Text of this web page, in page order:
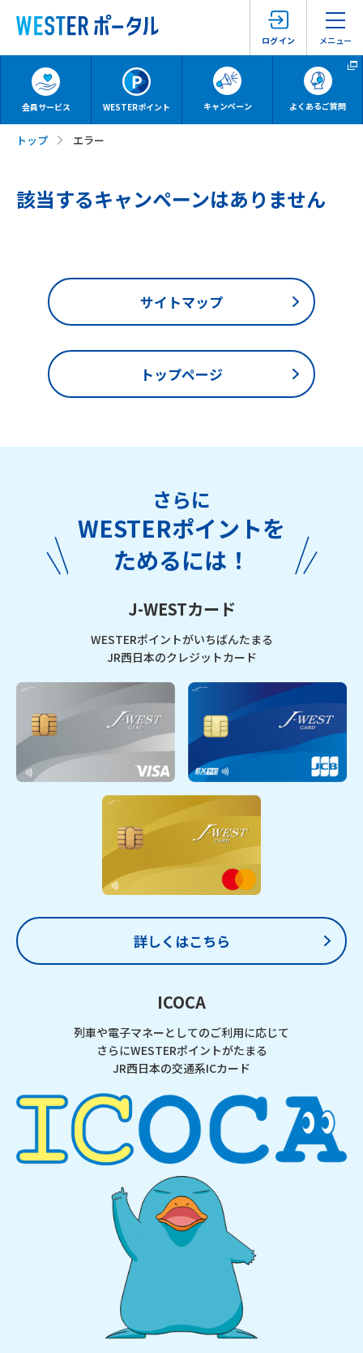
ログイン メニュー
会員サービス WESTERポイント キャンペーン よくあるご質問
トップ エラー
該当するキャンペーンはありません
サイトマップ
トップページ
さらに
WESTERポイントを
ためるには！
J-WESTカード
WESTERポイントがいちばんたまる
JR西日本のクレジットカード
詳しくはこちら
ICOCA
列車や電子マネーとしてのご利用に応じて
さらにWESTERポイントがたまる
JR西日本の交通系ICカード